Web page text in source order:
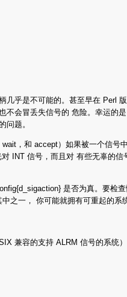
乎是不可能的。甚至早在 Perl
会冒丢失信号的 危险。幸运
问题。
，和 accept）如果被一个信
INT 信号，而且对 有些无辜的
是否为真。要检
之一， 你可能就拥有可重起的系
兼容的支持 ALRM 信号的系统